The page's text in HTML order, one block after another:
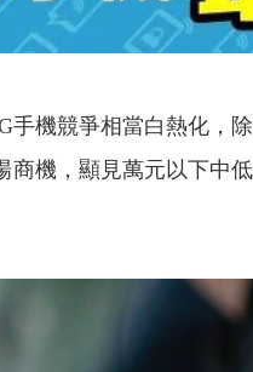
競爭相當白熱化，除
商機，顯見萬元以下中